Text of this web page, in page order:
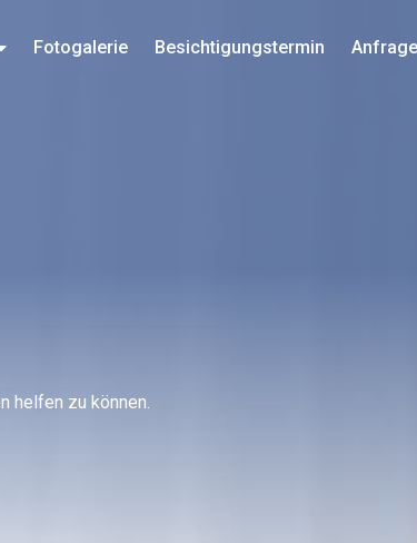
Fotogalerie Besichtigungstermin Anfrage
helfen zu können.